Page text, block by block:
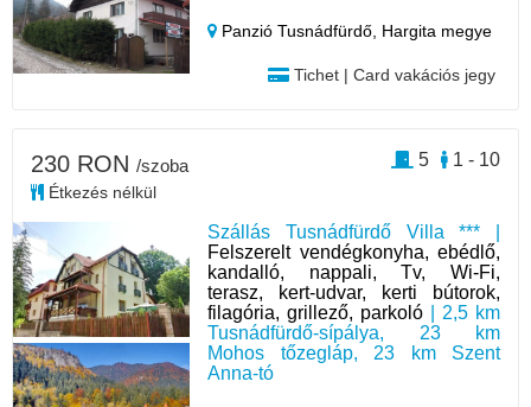
Panzió Tusnádfürdő, Hargita megye
Tichet | Card vakációs jegy
Szállás Tusnádfürdő Villa *** |
Felszerelt vendégkonyha, ebédlő,
kandalló, nappali, Tv, Wi-Fi,
terasz, kert-udvar, kerti bútorok,
filagória, grillező, parkoló | 2,5 km
Tusnádfürdő-sípálya, 23 km
Mohos tőzegláp, 23 km Szent
Anna-tó
230 RON /szoba
Étkezés nélkül
1 - 10
5